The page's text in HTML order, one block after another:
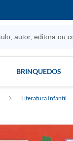
BRINQUEDOS
Literatura Infantil